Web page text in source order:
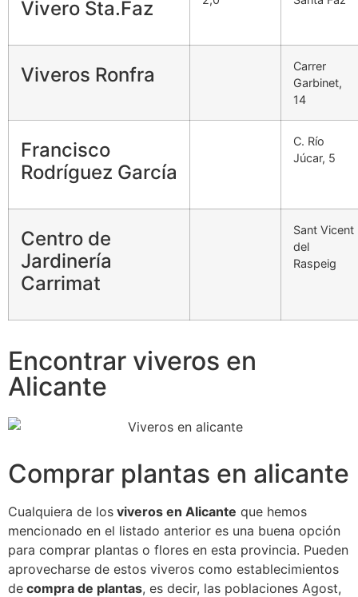
Vivero Sta.Faz
Viveros Ronfra
Carrer
Garbinet,
14
Francisco
Rodríguez García
C. Río
Júcar, 5
Centro de
Jardinería
Carrimat
Sant Vicent
del
Raspeig
Encontrar viveros en
Alicante
Comprar plantas en alicante
Cualquiera de los viveros en Alicante que hemos
mencionado en el listado anterior es una buena opción
para comprar plantas o flores en esta provincia. Pueden
aprovecharse de estos viveros como establecimientos
de compra de plantas, es decir, las poblaciones Agost,